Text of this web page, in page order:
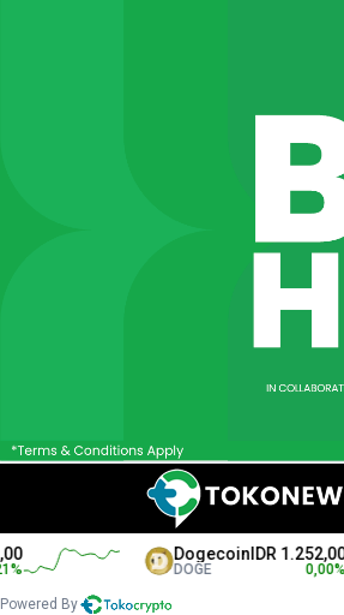
DogecoinIDR 1.252,00
Powered By